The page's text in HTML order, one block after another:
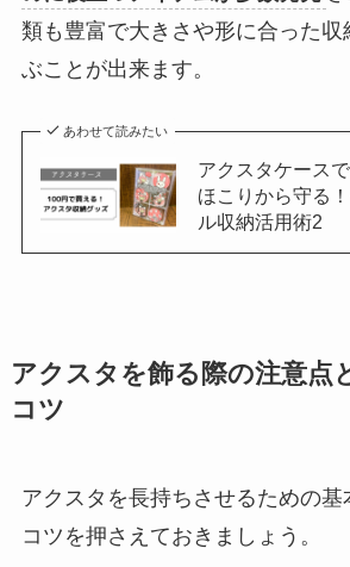
類も豊富で大きさや形に合った収
ぶことが出来ます。
あわせて読みたい
アクスタケース
ほこりから守る
ル収納活用術2
アクスタを飾る際の注意点
コツ
アクスタを長持ちさせるための基
コツを押さえておきましょう。